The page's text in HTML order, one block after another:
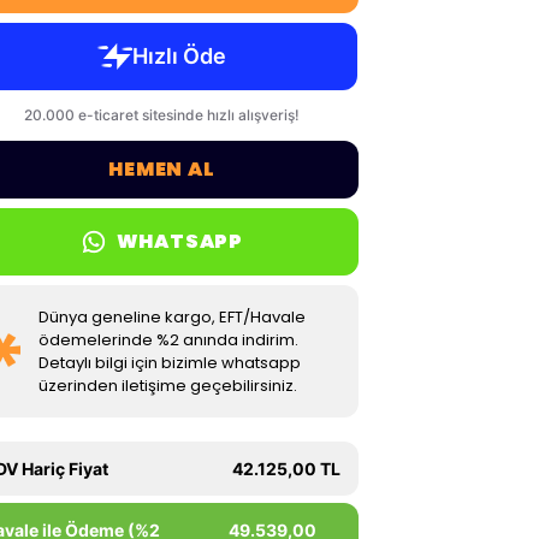
HEMEN AL
WHATSAPP
Dünya geneline kargo, EFT/Havale
ödemelerinde %2 anında indirim.
Detaylı bilgi için bizimle whatsapp
üzerinden iletişime geçebilirsiniz.
Hariç Fiyat 42.125,00 TL
ile Ödeme (%2 49.539,00